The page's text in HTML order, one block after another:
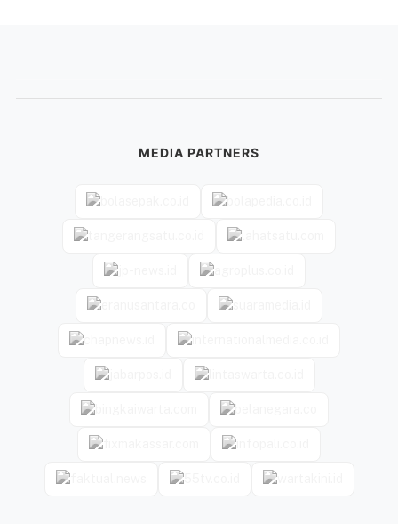
MEDIA PARTNERS